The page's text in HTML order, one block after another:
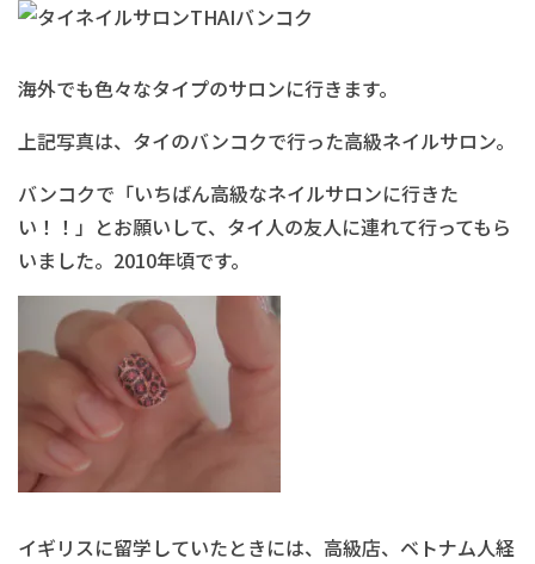
海外でも色々なタイプのサロンに行きます。
上記写真は、タイのバンコクで行った高級ネイルサロン。
バンコクで「いちばん高級なネイルサロンに行きた
い！！」とお願いして、タイ人の友人に連れて行ってもら
いました。2010年頃です。
イギリスに留学していたときには、高級店、ベトナム人経